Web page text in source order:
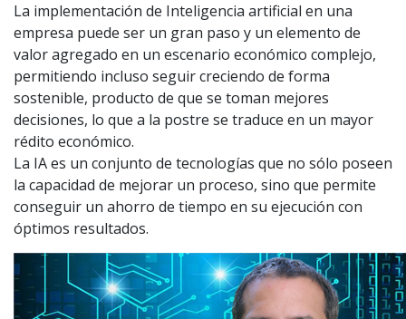
La implementación de Inteligencia artificial en una
empresa puede ser un gran paso y un elemento de
valor agregado en un escenario económico complejo,
permitiendo incluso seguir creciendo de forma
sostenible, producto de que se toman mejores
decisiones, lo que a la postre se traduce en un mayor
rédito económico.
La IA es un conjunto de tecnologías que no sólo poseen
la capacidad de mejorar un proceso, sino que permite
conseguir un ahorro de tiempo en su ejecución con
óptimos resultados.